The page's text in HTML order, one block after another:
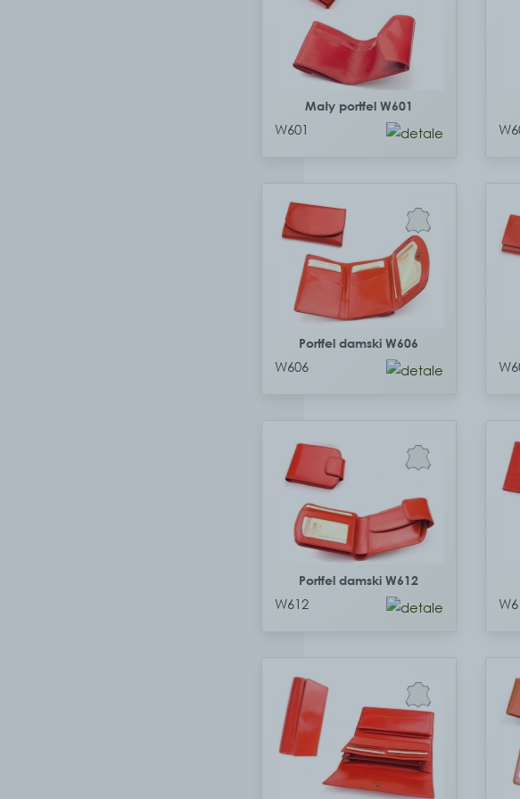
Mały portfel W601
W601
Portfel damski W606
W606
Portfel damski W612
W612